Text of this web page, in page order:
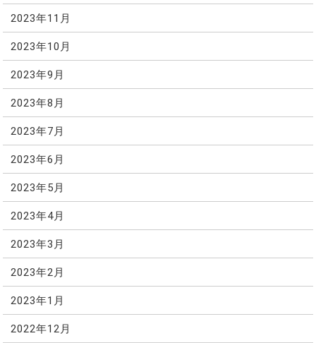
2023年11月
2023年10月
2023年9月
2023年8月
2023年7月
2023年6月
2023年5月
2023年4月
2023年3月
2023年2月
2023年1月
2022年12月